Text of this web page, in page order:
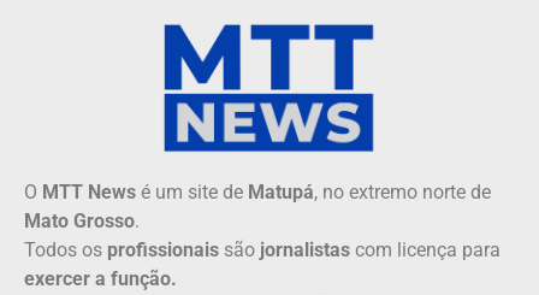
O MTT News é um site de Matupá, no extremo norte de
Mato Grosso.
Todos os profissionais são jornalistas com licença para
exercer a função.